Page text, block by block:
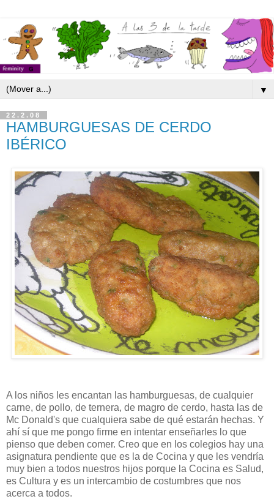
▼
22.2.08
HAMBURGUESAS DE CERDO
IBÉRICO
A los niños les encantan las hamburguesas, de cualquier
carne, de pollo, de ternera, de magro de cerdo, hasta las de
Mc Donald's que cualquiera sabe de qué estarán hechas. Y
ahí sí que me pongo firme en intentar enseñarles lo que
pienso que deben comer. Creo que en los colegios hay una
asignatura pendiente que es la de Cocina y que les vendría
muy bien a todos nuestros hijos porque la Cocina es Salud,
es Cultura y es un intercambio de costumbres que nos
acerca a todos.